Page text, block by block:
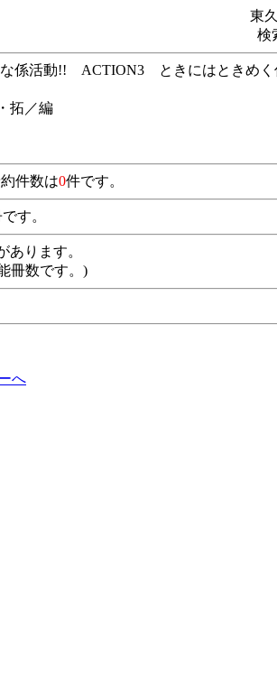
東
検
ぎな係活動!! ACTION3 とき
拓／編
件数は0件です。
す。
ります。
冊数です。)
へ